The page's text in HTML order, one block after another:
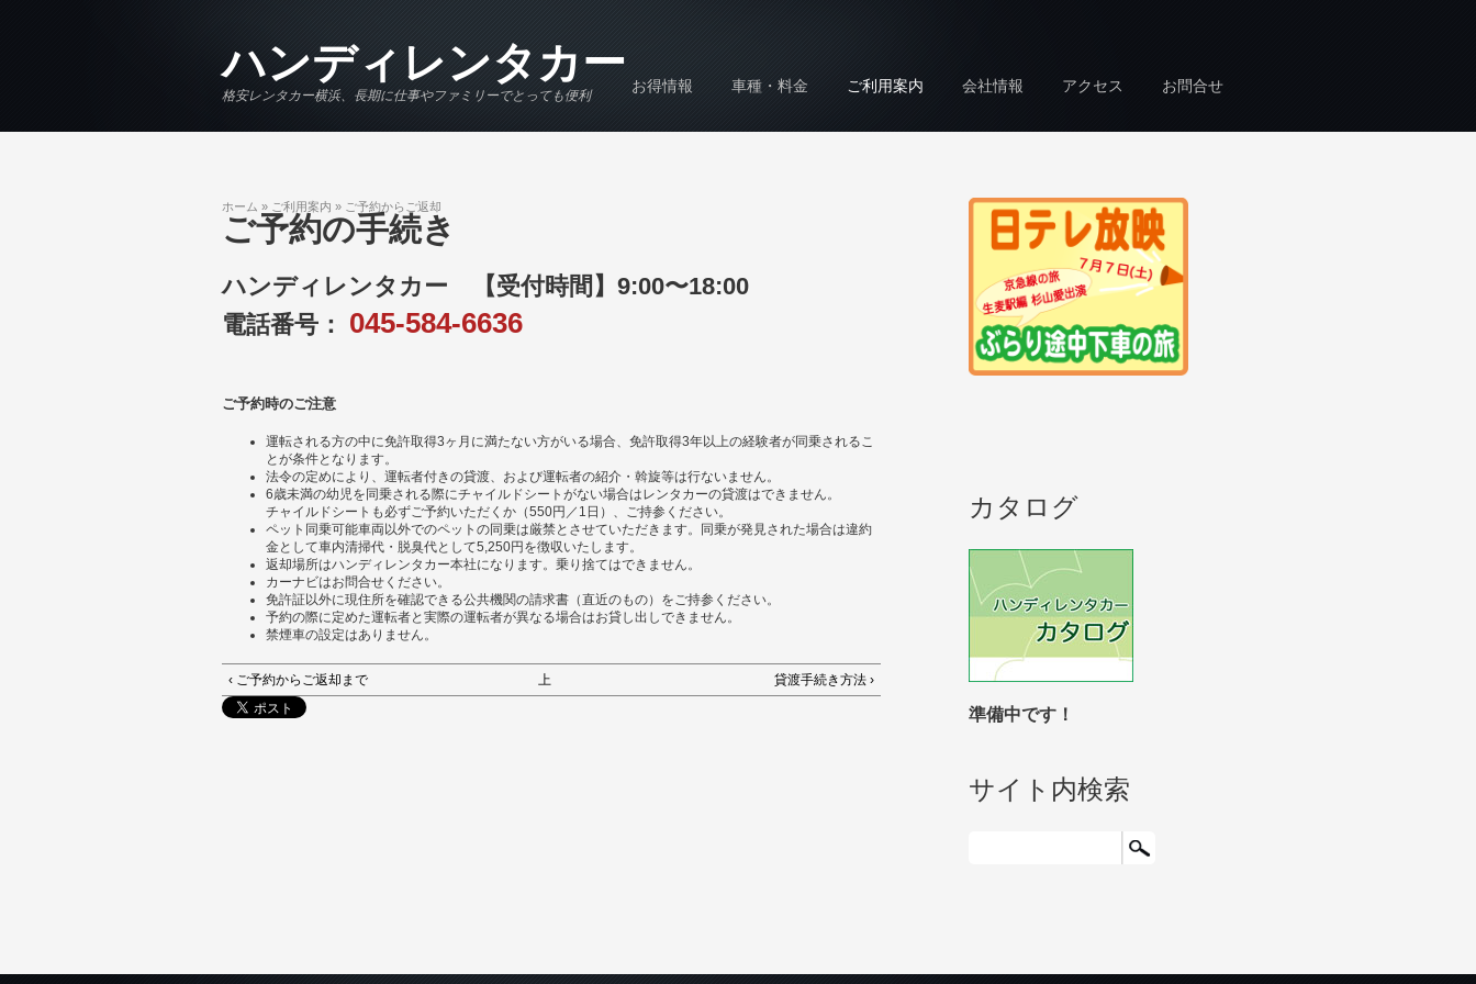
ハンディレンタカー
格安レンタカー横浜、長期に仕事やファミリーでとっても便利
お得情報 車種・料金 ご利用案内 会社情報 アクセス お問合せ
現在地
ホーム » ご利用案内 » ご予約からご返却
ご予約の手続き
ハンディレンタカー 【受付時間】9:00〜18:00
電話番号： 045-584-6636
ご予約時のご注意
運転される方の中に免許取得3ヶ月に満たない方がいる場合、免許取得3年以上の経験者が同乗されるこ
とが条件となります。
法令の定めにより、運転者付きの貸渡、および運転者の紹介・斡旋等は行ないません。
6歳未満の幼児を同乗される際にチャイルドシートがない場合はレンタカーの貸渡はできません。
チャイルドシートも必ずご予約いただくか（550円／1日）、ご持参ください。
ペット同乗可能車両以外でのペットの同乗は厳禁とさせていただきます。同乗が発見された場合は違約
金として車内清掃代・脱臭代として5,250円を徴収いたします。
返却場所はハンディレンタカー本社になります。乗り捨てはできません。
カーナビはお問合せください。
免許証以外に現住所を確認できる公共機関の請求書（直近のもの）をご持参ください。
予約の際に定めた運転者と実際の運転者が異なる場合はお貸し出しできません。
禁煙車の設定はありません。
‹ ご予約からご返却まで 上 貸渡手続き方法 ›
カタログ
準備中です！
サイト内検索